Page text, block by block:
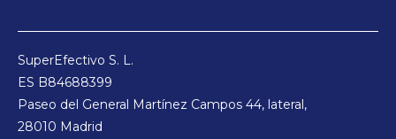
SuperEfectivo S. L.
ES B84688399
Paseo del General Martínez Campos 44, lateral,
28010 Madrid